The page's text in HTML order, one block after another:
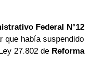
Federal N°12
que había suspendido
27.802 de Reforma